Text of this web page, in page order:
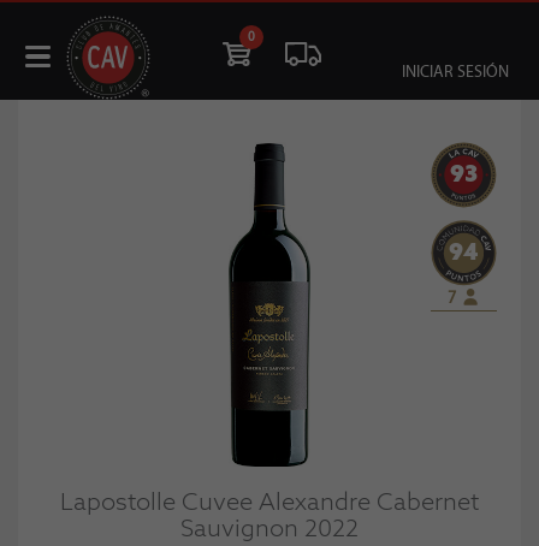
0
INICIAR SESIÓN
93
94
7
Lapostolle Cuvee Alexandre Cabernet
Sauvignon 2022